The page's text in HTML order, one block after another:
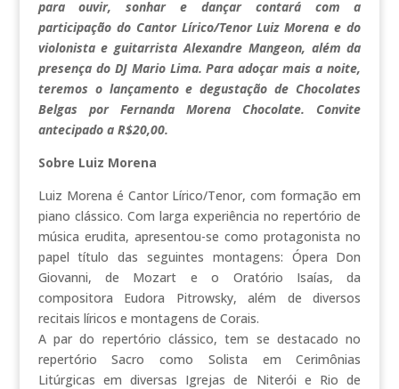
para ouvir, sonhar e dançar contará com a
participação do Cantor Lírico/Tenor Luiz Morena e do
violonista e guitarrista Alexandre Mangeon, além da
presença do DJ Mario Lima. Para adoçar mais a noite,
teremos o lançamento e degustação de Chocolates
Belgas por Fernanda Morena Chocolate. Convite
antecipado a R$20,00.
Sobre Luiz Morena
Luiz Morena é Cantor Lírico/Tenor, com formação em
piano clássico. Com larga experiência no repertório de
música erudita, apresentou-se como protagonista no
papel título das seguintes montagens: Ópera Don
Giovanni, de Mozart e o Oratório Isaías, da
compositora Eudora Pitrowsky, além de diversos
recitais líricos e montagens de Corais.
A par do repertório clássico, tem se destacado no
repertório Sacro como Solista em Cerimônias
Litúrgicas em diversas Igrejas de Niterói e Rio de